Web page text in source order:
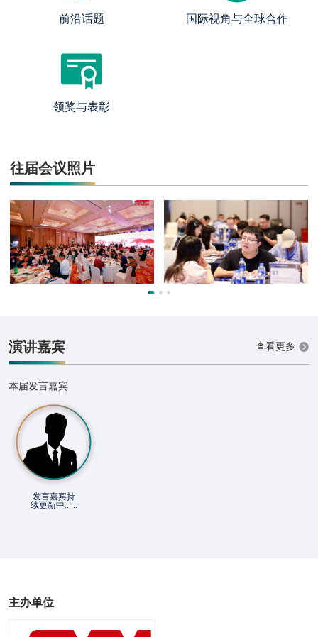
前沿话题 国际视角与全球合作
领奖与表彰
往届会议照片
演讲嘉宾 查看更多
本届发言嘉宾
发言嘉宾持
续更新中......
主办单位